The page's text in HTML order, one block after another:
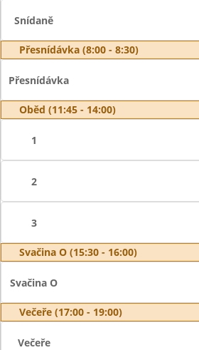
Snídaně
Přesnídávka (8:00 - 8:30)
Přesnídávka
Oběd (11:45 - 14:00)
1
2
3
Svačina O (15:30 - 16:00)
Svačina O
Večeře (17:00 - 19:00)
Večeře